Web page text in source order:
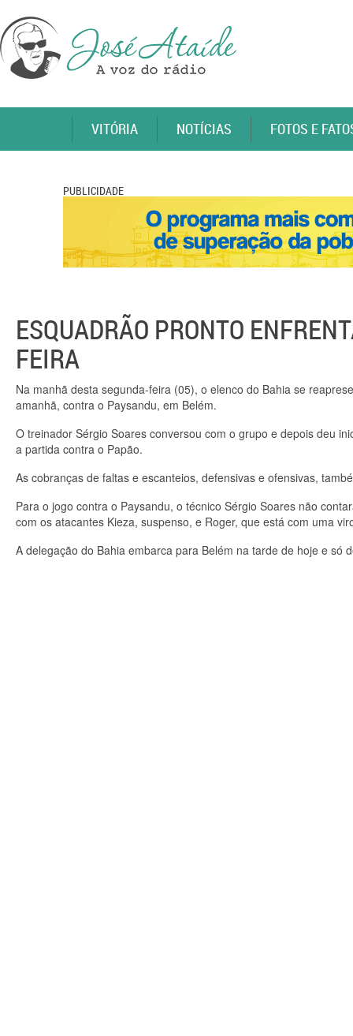
VITÓRIA NOTÍCIAS FOTOS E
PUBLICIDADE
ESQUADRÃO PRONTO
FEIRA
Na manhã desta segunda-feira (05), o elenco do Bahia se
amanhã, contra o Paysandu, em Belém.
O treinador Sérgio Soares conversou com o grupo e depois deu
a partida contra o Papão.
As cobranças de faltas e escanteios, defensivas e ofensivas,
Para o jogo contra o Paysandu, o técnico Sérgio Soares não
com os atacantes Kieza, suspenso, e Roger, que está com uma
A delegação do Bahia embarca para Belém na tarde de hoje e só